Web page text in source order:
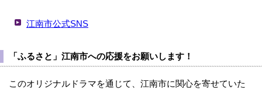
江南市公式SNS
「ふるさと」江南市への応援をお願いします！
このオリジナルドラマを通じて、江南市に関心を寄せていた